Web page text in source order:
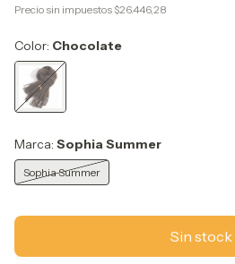
Precio sin impuestos $26.446,28
Color: Chocolate
Marca: Sophia Summer
Sophia Summer